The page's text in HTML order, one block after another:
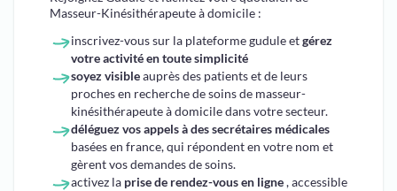
Masseur-Kinésithérapeute à domicile :
inscrivez-vous sur la plateforme gudule etgérez
votre activité en toute simplicité
soyez visibleauprès des patients et de leurs
proches en recherche de soins de masseur-
kinésithérapeute à domicile dans votre secteur.
déléguez vos appels à des secrétaires médicales
basées en france, qui répondent en votre nom et
gèrent vos demandes de soins.
activez la prise de rendez-vous en ligne, accessible